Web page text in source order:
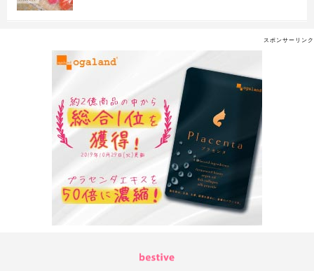
スポンサーリンク